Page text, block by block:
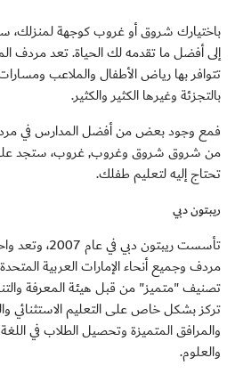
باختيارك شروق أو غروب كوجهة لمنزلك،
إلى أفضل ما تقدمه لك الحياة. تعد مردف
تتوافر بها رياض الأطفال والملاعب
بالتجزئة وغيرها الكثير والكثير.
فمع وجود بعض من أفضل المدارس في
من شروق شروق وغروب, غروب، ستجد على
تحتاج إليه لتعليم طفلك.
ريبتون دبي
تأسست ريبتون
مردف وجميع أنحاء الإمارات العربية
تركز بشكل خاص على التعليم الاستثنائي
والمرافق المتميزة وتحصيل الطلاب في اللغة
والعلوم.